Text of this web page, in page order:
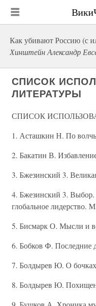
Как убивают Россию (с
Хинштейн Александр
СПИСОК
ЛИТЕРАТУРЫ
СПИСОК
1. Асташкин Н. По
2. Бакатин В.
3. Бжезинский 3.
4. Бжезинский 3.
глобальное лидерство.
5. Бисмарк О. Мысли и
6. Бобков Ф. Последние
7. Болдырев Ю. О
8. Болдырев Ю.